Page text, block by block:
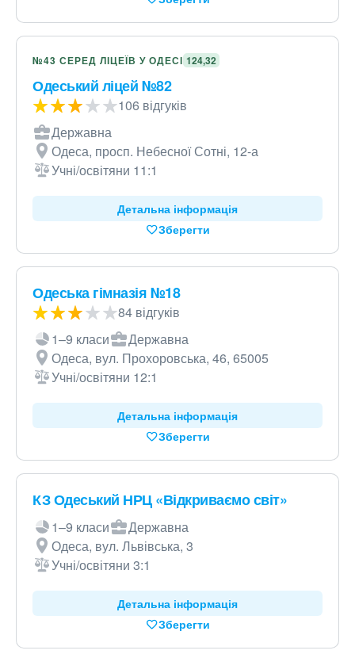
№43 СЕРЕД ЛІЦЕЇВ У ОДЕСІ 124,32
Одеський ліцей №82
106 відгуків
Державна
Одеса, просп. Небесної Сотні, 12-а
Учні/освітяни 11:1
Детальна інформація
Зберегти
Одеська гімназія №18
84 відгуків
1–9 класи
Державна
Одеса, вул. Прохоровська, 46, 65005
Учні/освітяни 12:1
Детальна інформація
Зберегти
КЗ Одеський НРЦ «Відкриваємо світ»
1–9 класи
Державна
Одеса, вул. Львівська, 3
Учні/освітяни 3:1
Детальна інформація
Зберегти